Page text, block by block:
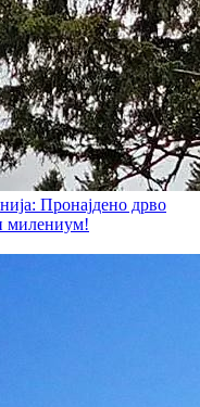
Пронајдено дрво
милениум!